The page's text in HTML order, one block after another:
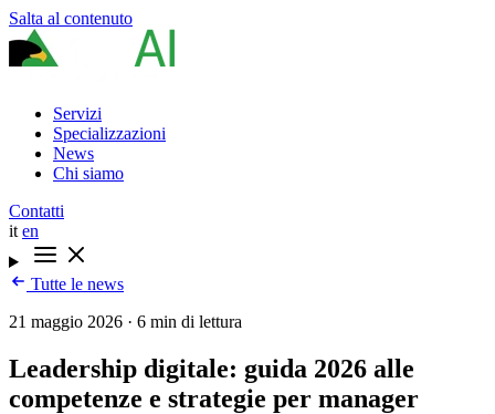
Salta al contenuto
Servizi
Specializzazioni
News
Chi siamo
Contatti
it en
Tutte le news
21 maggio 2026 · 6 min di lettura
Leadership digitale: guida 2026 alle
competenze e strategie per manager